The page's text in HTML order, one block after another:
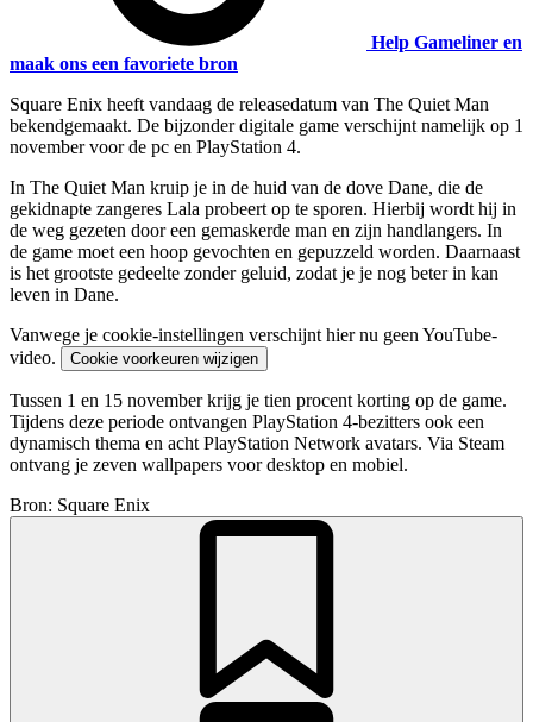
Help Gameliner en
maak ons een favoriete bron
Square Enix heeft vandaag de releasedatum van The Quiet Man
bekendgemaakt. De bijzonder digitale game verschijnt namelijk op 1
november voor de pc en PlayStation 4.
In The Quiet Man kruip je in de huid van de dove Dane, die de
gekidnapte zangeres Lala probeert op te sporen. Hierbij wordt hij in
de weg gezeten door een gemaskerde man en zijn handlangers. In
de game moet een hoop gevochten en gepuzzeld worden. Daarnaast
is het grootste gedeelte zonder geluid, zodat je je nog beter in kan
leven in Dane.
Vanwege je cookie-instellingen verschijnt hier nu geen YouTube-
video.
Cookie voorkeuren wijzigen
Tussen 1 en 15 november krijg je tien procent korting op de game.
Tijdens deze periode ontvangen PlayStation 4-bezitters ook een
dynamisch thema en acht PlayStation Network avatars. Via Steam
ontvang je zeven wallpapers voor desktop en mobiel.
Bron: Square Enix